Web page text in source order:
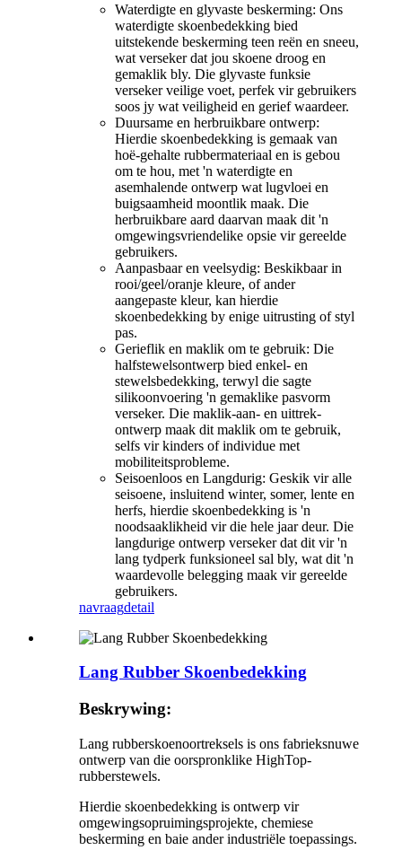
Waterdigte en glyvaste beskerming: Ons
waterdigte skoenbedekking bied
uitstekende beskerming teen reën en sneeu,
wat verseker dat jou skoene droog en
gemaklik bly. Die glyvaste funksie
verseker veilige voet, perfek vir gebruikers
soos jy wat veiligheid en gerief waardeer.
Duursame en herbruikbare ontwerp:
Hierdie skoenbedekking is gemaak van
hoë-gehalte rubbermateriaal en is gebou
om te hou, met 'n waterdigte en
asemhalende ontwerp wat lugvloei en
buigsaamheid moontlik maak. Die
herbruikbare aard daarvan maak dit 'n
omgewingsvriendelike opsie vir gereelde
gebruikers.
Aanpasbaar en veelsydig: Beskikbaar in
rooi/geel/oranje kleure, of ander
aangepaste kleur, kan hierdie
skoenbedekking by enige uitrusting of styl
pas.
Gerieflik en maklik om te gebruik: Die
halfstewelsontwerp bied enkel- en
stewelsbedekking, terwyl die sagte
silikoonvoering 'n gemaklike pasvorm
verseker. Die maklik-aan- en uittrek-
ontwerp maak dit maklik om te gebruik,
selfs vir kinders of individue met
mobiliteitsprobleme.
Seisoenloos en Langdurig: Geskik vir alle
seisoene, insluitend winter, somer, lente en
herfs, hierdie skoenbedekking is 'n
noodsaaklikheid vir die hele jaar deur. Die
langdurige ontwerp verseker dat dit vir 'n
lang tydperk funksioneel sal bly, wat dit 'n
waardevolle belegging maak vir gereelde
gebruikers.
navraagdetail
Lang Rubber Skoenbedekking
Beskrywing:
Lang rubberskoenoortreksels is ons fabrieksnuwe
ontwerp van die oorspronklike HighTop-
rubberstewels.
Hierdie skoenbedekking is ontwerp vir
omgewingsopruimingsprojekte, chemiese
beskerming en baie ander industriële toepassings.